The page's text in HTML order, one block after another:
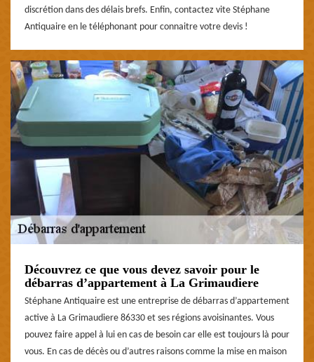
discrétion dans des délais brefs. Enfin, contactez vite Stéphane
Antiquaire en le téléphonant pour connaitre votre devis !
Découvrez ce que vous devez savoir pour le
débarras d’appartement à La Grimaudiere
Stéphane Antiquaire est une entreprise de débarras d’appartement
active à La Grimaudiere 86330 et ses régions avoisinantes. Vous
pouvez faire appel à lui en cas de besoin car elle est toujours là pour
vous. En cas de décès ou d’autres raisons comme la mise en maison